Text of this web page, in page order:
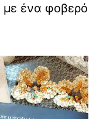
με ένα φοβερό